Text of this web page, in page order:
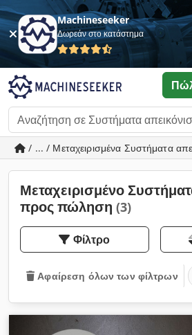
Machineseeker
Δωρεάν στο κατάστημα
/ ... / Μεταχειρισμένα Συστήματα
Μεταχειρισμένο
προς πώληση (3)
Φίλτρο
Αφαίρεση όλων των φίλτρων